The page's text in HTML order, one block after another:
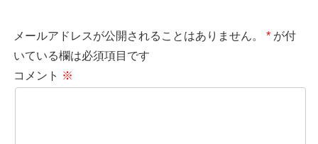
メールアドレスが公開されることはありません。 * が付
いている欄は必須項目です
コメント ※